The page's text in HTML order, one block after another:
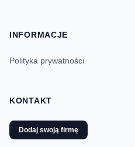
INFORMACJE
Polityka prywatności
KONTAKT
Dodaj swoją firmę